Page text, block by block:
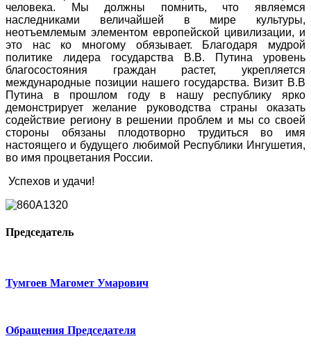
человека. Мы должны помнить, что являемся
наследниками величайшей в мире культуры,
неотъемлемым элементом европейской цивилизации, и
это нас ко многому обязывает. Благодаря мудрой
политике лидера государства В.В. Путина уровень
благосостояния граждан растет, укрепляется
международные позиции нашего государства. Визит В.В
Путина в прошлом году в нашу республику ярко
демонстрирует желание руководства страны оказать
содействие региону в решении проблем и мы со своей
стороны обязаны плодотворно трудиться во имя
настоящего и будущего любимой Республики Ингушетия,
во имя процветания России.
Успехов и удачи!
Председатель
Тумгоев Магомет Умарович
Обращения Председателя